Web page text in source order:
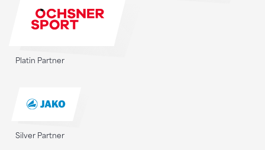
Platin Partner
Silver Partner